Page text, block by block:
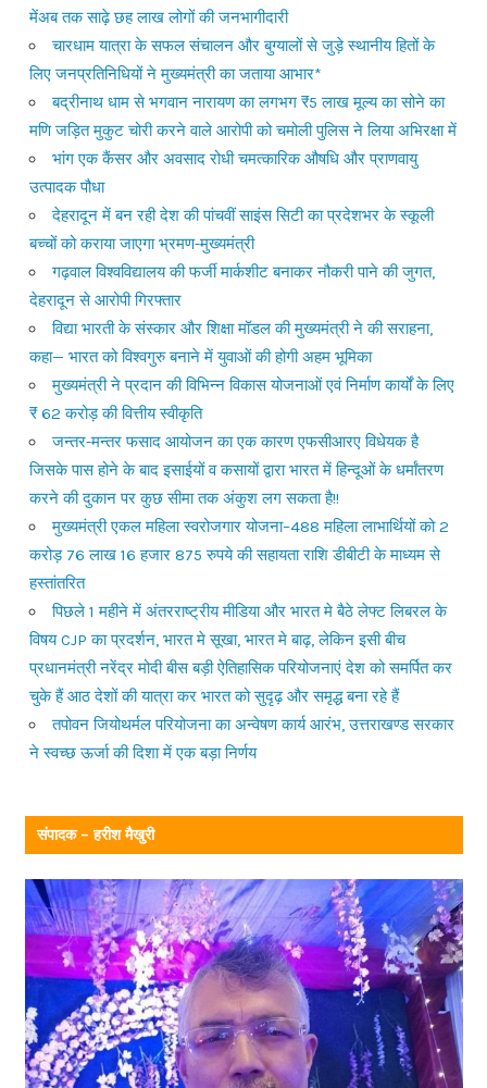
मेंअब तक साढ़े छह लाख लोगों की जनभागीदारी
चारधाम यात्रा के सफल संचालन और बुग्यालों से जुड़े स्थानीय हितों के
लिए जनप्रतिनिधियों ने मुख्यमंत्री का जताया आभार*
बद्रीनाथ धाम से भगवान नारायण का लगभग ₹5 लाख मूल्य का सोने का
मणि जड़ित मुकुट चोरी करने वाले आरोपी को चमोली पुलिस ने लिया अभिरक्षा में
भांग एक कैंसर और अवसाद रोधी चमत्कारिक औषधि और प्राणवायु
उत्पादक पौधा
देहरादून में बन रही देश की पांचवीं साइंस सिटी का प्रदेशभर के स्कूली
बच्चों को कराया जाएगा भ्रमण-मुख्यमंत्री
गढ़वाल विश्वविद्यालय की फर्जी मार्कशीट बनाकर नौकरी पाने की जुगत,
देहरादून से आरोपी गिरफ्तार
विद्या भारती के संस्कार और शिक्षा मॉडल की मुख्यमंत्री ने की सराहना,
कहा— भारत को विश्वगुरु बनाने में युवाओं की होगी अहम भूमिका
मुख्यमंत्री ने प्रदान की विभिन्न विकास योजनाओं एवं निर्माण कार्यों के लिए
₹ 62 करोड़ की वित्तीय स्वीकृति
जन्तर-मन्तर फसाद आयोजन का एक कारण एफसीआरए विधेयक है
जिसके पास होने के बाद इसाईयों व कसायों द्वारा भारत में हिन्दूओं के धर्मांतरण
करने की दुकान पर कुछ सीमा तक अंकुश लग सकता है!!
मुख्यमंत्री एकल महिला स्वरोजगार योजना–488 महिला लाभार्थियों को 2
करोड़ 76 लाख 16 हजार 875 रुपये की सहायता राशि डीबीटी के माध्यम से
हस्तांतरित
पिछले 1 महीने में अंतरराष्ट्रीय मीडिया और भारत मे बैठे लेफ्ट लिबरल के
विषय CJP का प्रदर्शन, भारत मे सूखा, भारत मे बाढ़, लेकिन इसी बीच
प्रधानमंत्री नरेंद्र मोदी बीस बड़ी ऐतिहासिक परियोजनाएं देश को समर्पित कर
चुके हैं आठ देशों की यात्रा कर भारत को सुदृढ़ और समृद्ध बना रहे हैं
तपोवन जियोथर्मल परियोजना का अन्वेषण कार्य आरंभ, उत्तराखण्ड सरकार
ने स्वच्छ ऊर्जा की दिशा में एक बड़ा निर्णय
संपादक – हरीश मैखुरी